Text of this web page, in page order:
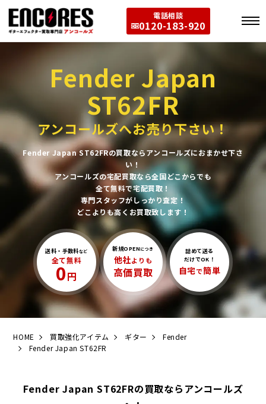
電話相談
0120-183-920
Fender Japan
ST62FR
アンコールズへお売り下さい！
Fender Japan ST62FRの買取ならアンコールズにおまかせ下さ
い！
アンコールズの宅配買取なら全国どこからでも
全て無料で宅配買取！
専門スタッフがしっかり査定！
どこよりも高くお買取致します！
送料・手数料など
全て無料
0円
新規OPEN につき
他社よりも
高価買取
詰めて送る
だけでOK！
自宅で簡単
HOME 買取強化アイテム ギター
Fender
Fender Japan ST62FR
Fender Japan ST62FRの買取ならアンコールズ